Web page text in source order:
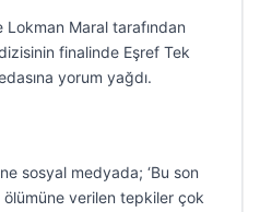
Lokman Maral tarafından
finalinde Eşref Tek
yorum yağdı.
sosyal medyada; ‘Bu son
ölümüne verilen tepkiler çok